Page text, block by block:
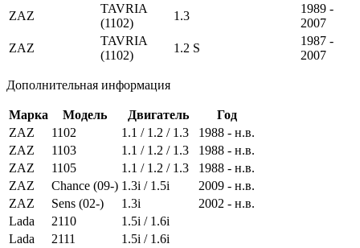
ZAZ
TAVRIA
(1102)
1.3
1989 -
2007
ZAZ
TAVRIA
(1102)
1.2 S
1987 -
2007
Дополнительная информация
Марка Модель Двигатель
Год
ZAZ
1102 1.1 / 1.2 / 1.3
1988 - н.в.
ZAZ
1103 1.1 / 1.2 / 1.3
1988 - н.в.
ZAZ
1105 1.1 / 1.2 / 1.3
1988 - н.в.
ZAZ
Chance (09-) 1.3i / 1.5i
2009 - н.в.
ZAZ
Sens (02-) 1.3i
2002 - н.в.
Lada
2110
1.5i / 1.6i
Lada
2111
1.5i / 1.6i